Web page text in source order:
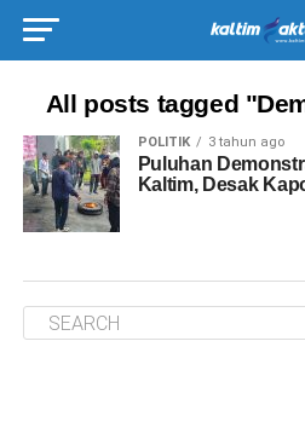
All posts tagged
POLITIK 3 tahun ago
Puluhan
Kaltim, Desak